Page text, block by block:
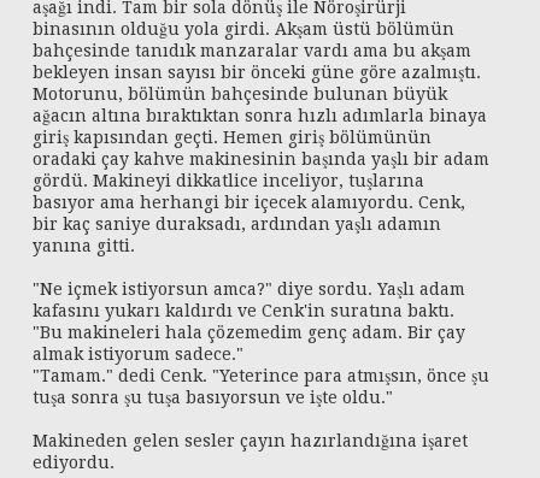
aşağı indi. Tam bir sola dönüş ile Nöroşirürji
binasının olduğu yola girdi. Akşam üstü bölümün
bahçesinde tanıdık manzaralar vardı ama bu akşam
bekleyen insan sayısı bir önceki güne göre azalmıştı.
Motorunu, bölümün bahçesinde bulunan büyük
ağacın altına bıraktıktan sonra hızlı adımlarla binaya
giriş kapısından geçti. Hemen giriş bölümünün
oradaki çay kahve makinesinin başında yaşlı bir adam
gördü. Makineyi dikkatlice inceliyor, tuşlarına
basıyor ama herhangi bir içecek alamıyordu. Cenk,
bir kaç saniye duraksadı, ardından yaşlı adamın
yanına gitti.
"Ne içmek istiyorsun amca?" diye sordu. Yaşlı adam
kafasını yukarı kaldırdı ve Cenk'in suratına baktı.
"Bu makineleri hala çözemedim genç adam. Bir çay
almak istiyorum sadece."
"Tamam." dedi Cenk. "Yeterince para atmışsın, önce şu
tuşa sonra şu tuşa basıyorsun ve işte oldu."
Makineden gelen sesler çayın hazırlandığına işaret
ediyordu.